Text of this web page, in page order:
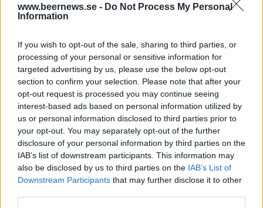
www.beernews.se - Do Not Process My Personal
Information
If you wish to opt-out of the sale, sharing to third parties, or
processing of your personal or sensitive information for
targeted advertising by us, please use the below opt-out
section to confirm your selection. Please note that after your
opt-out request is processed you may continue seeing
interest-based ads based on personal information utilized by
us or personal information disclosed to third parties prior to
your opt-out. You may separately opt-out of the further
disclosure of your personal information by third parties on the
IAB’s list of downstream participants. This information may
also be disclosed by us to third parties on the IAB’s List of
Downstream Participants that may further disclose it to other
Bild 1 av 9
Clas Åberg passade på att lukta på lite olika
humlesorter.